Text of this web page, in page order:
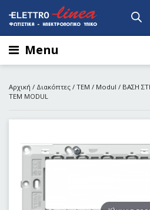
Menu
Αρχική / Διακόπτες / TEM / Modul / ΒΑΣΗ
ΤΕΜ MODUL